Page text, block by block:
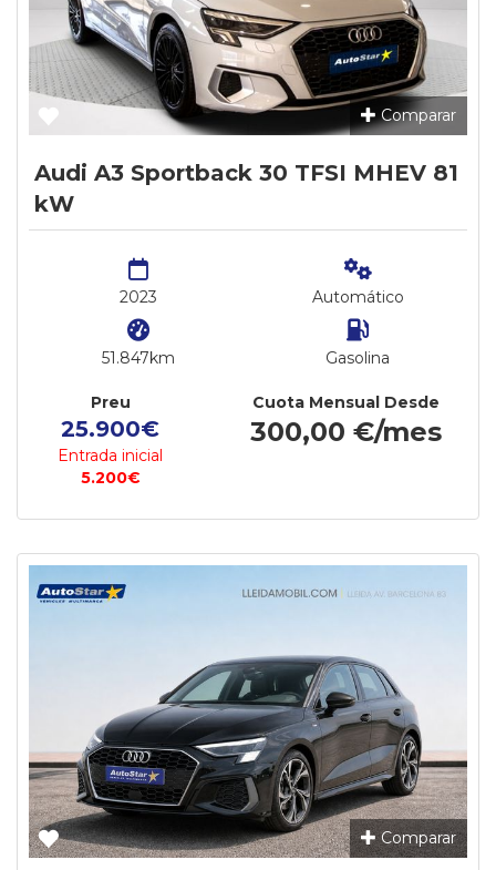
Comparar
Audi A3 Sportback 30 TFSI MHEV 81
kW
2023
51.847km
Automático
Gasolina
Preu
25.900€
Entrada inicial
5.200€
Cuota Mensual Desde
300,00 €/mes
Comparar